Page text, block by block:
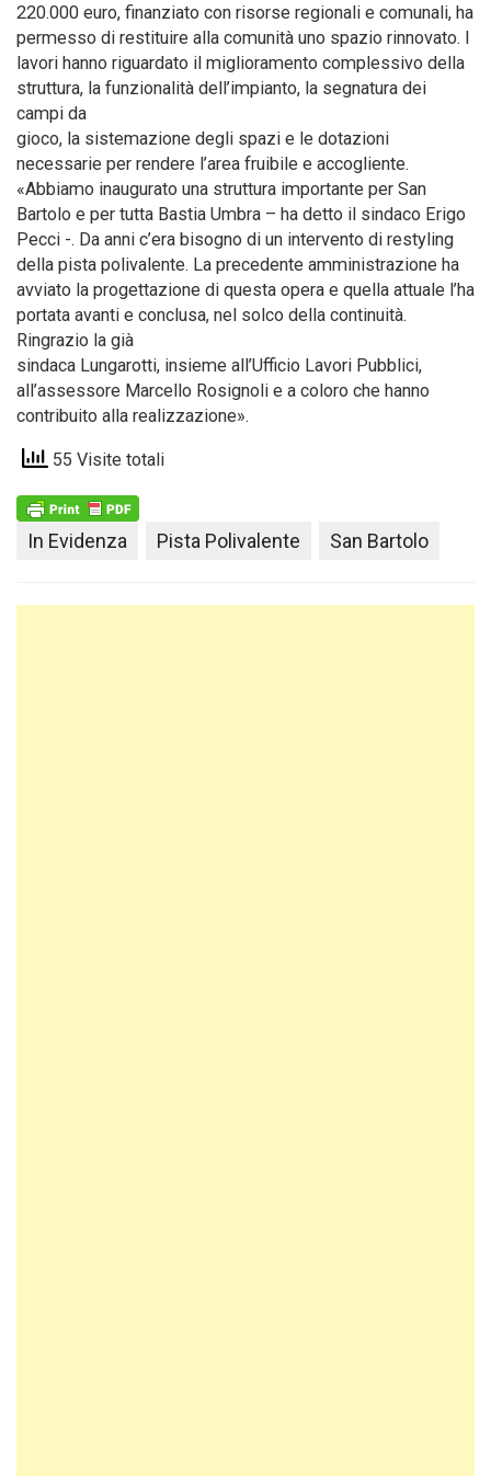
220.000 euro, finanziato con risorse regionali e comunali, ha
permesso di restituire alla comunità uno spazio rinnovato. I
lavori hanno riguardato il miglioramento complessivo della
struttura, la funzionalità dell’impianto, la segnatura dei
campi da
gioco, la sistemazione degli spazi e le dotazioni
necessarie per rendere l’area fruibile e accogliente.
«Abbiamo inaugurato una struttura importante per San
Bartolo e per tutta Bastia Umbra – ha detto il sindaco Erigo
Pecci -. Da anni c’era bisogno di un intervento di restyling
della pista polivalente. La precedente amministrazione ha
avviato la progettazione di questa opera e quella attuale l’ha
portata avanti e conclusa, nel solco della continuità.
Ringrazio la già
sindaca Lungarotti, insieme all’Ufficio Lavori Pubblici,
all’assessore Marcello Rosignoli e a coloro che hanno
contribuito alla realizzazione».
55 Visite totali
In Evidenza Pista Polivalente San Bartolo